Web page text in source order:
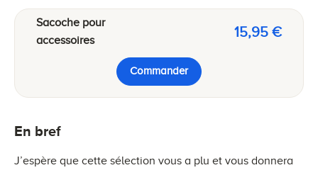
Sacoche pour
accessoires
15,95 €
Commander
En bref
J’espère que cette sélection vous a plu et vous donnera